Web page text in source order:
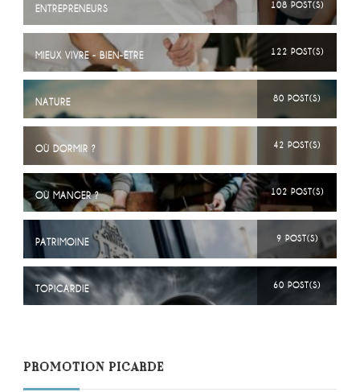
ENTREPRENEURS 108 POST(S)
MIEUX VIVRE - BIEN-ÊTRE 122 POST(S)
NATURE 80 POST(S)
OÙ DORMIR ? 42 POST(S)
OÙ MANGER ? 102 POST(S)
PATRIMOINE 9 POST(S)
TOPICARDIE 60 POST(S)
PROMOTION PICARDE